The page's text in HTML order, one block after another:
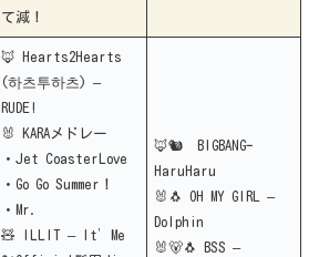
て減！
🦊 Hearts2Hearts
(하츠투하츠) –
RUDE!
🐰 KARAメドレー
・Jet CoasterLove
・Go Go Summer！
・Mr.
🧸 ILLIT – It’Me
🦊🐿 BIGBANGｰ
HaruHaru
🐰🐧 OH MY GIRL –
Dolphin
🐰🐻🐧 BSS –